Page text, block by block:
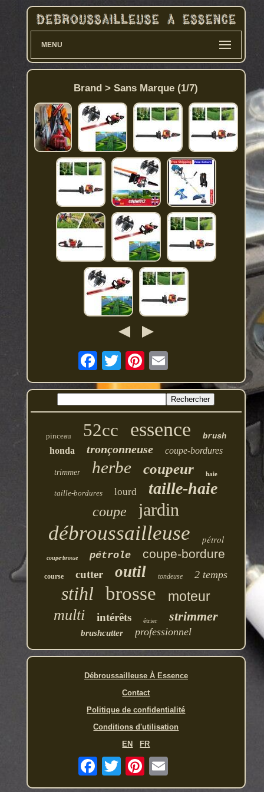
MENU
Brand > Sans Marque (1/7)
pinceau 52cc essence brush
honda tronçonneuse coupe-bordures
trimmer herbe coupeur haie
taille-bordures lourd taille-haie
coupe jardin
débroussailleuse pétrol
coupe-brosse pétrole coupe-bordure
course cutter outil tondeuse 2 temps
stihl brosse moteur
multi intérêts étrier strimmer
brushcutter professionnel
Débroussailleuse À Essence
Contact
Politique de confidentialité
Conditions d'utilisation
EN
FR